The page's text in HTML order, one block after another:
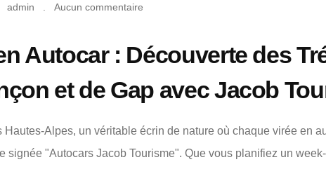
admin Aucun commentaire
Autocar : Découverte des
et de Gap avec Jacob
Hautes-Alpes, un véritable écrin de nature où chaque virée en
signée "Autocars Jacob Tourisme". Que vous planifiez un